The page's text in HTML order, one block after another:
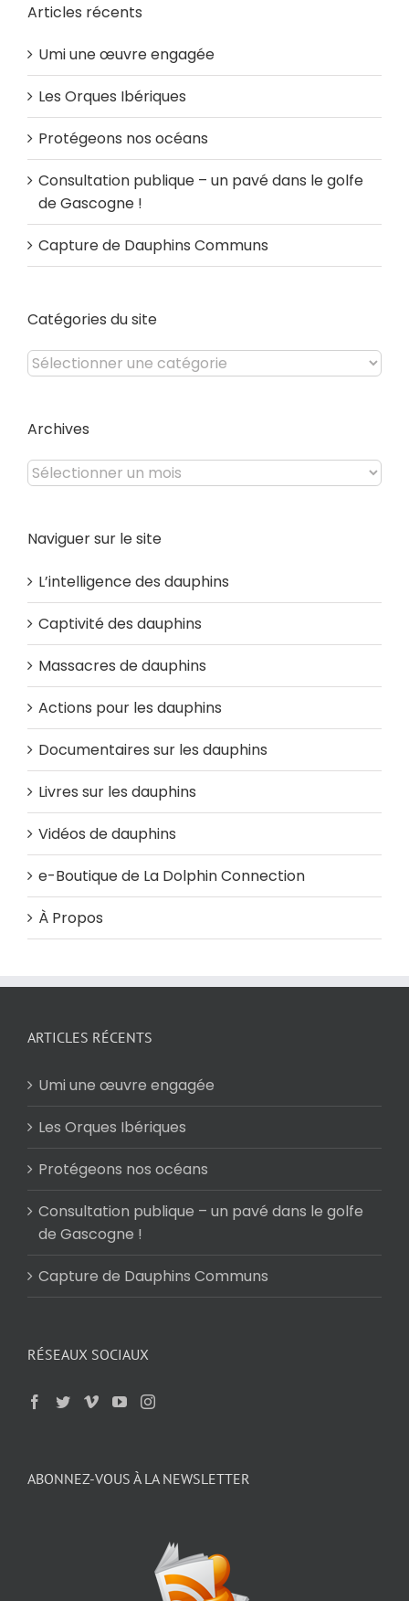
Articles récents
Umi une œuvre engagée
Les Orques Ibériques
Protégeons nos océans
Consultation publique – un pavé dans le golfe
de Gascogne !
Capture de Dauphins Communs
Catégories du site
Catégories
du
Archives
Archives
Naviguer sur le site
L’intelligence des dauphins
Captivité des dauphins
Massacres de dauphins
Actions pour les dauphins
Documentaires sur les dauphins
Livres sur les dauphins
Vidéos de dauphins
e-Boutique de La Dolphin Connection
À Propos
ARTICLES RÉCENTS
Umi une œuvre engagée
Les Orques Ibériques
Protégeons nos océans
Consultation publique – un pavé dans le golfe
de Gascogne !
Capture de Dauphins Communs
RÉSEAUX SOCIAUX
ABONNEZ-VOUS À LA NEWSLETTER